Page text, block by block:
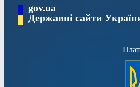
Перейтиgov.ua
Державні сайти